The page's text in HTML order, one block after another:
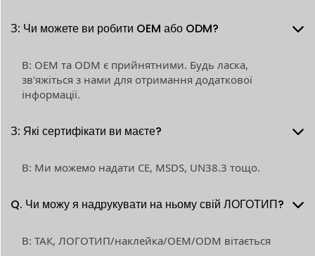
З: Чи можете ви робити OEM або ODM?
В: OEM та ODM є прийнятними. Будь ласка,
зв'яжіться з нами для отримання додаткової
інформації.
З: Які сертифікати ви маєте?
В: Ми можемо надати CE, MSDS, UN38.3 тощо.
Q. Чи можу я надрукувати на ньому свій ЛОГОТИП?
В: ТАК, ЛОГОТИП/наклейка/OEM/ODM вітається